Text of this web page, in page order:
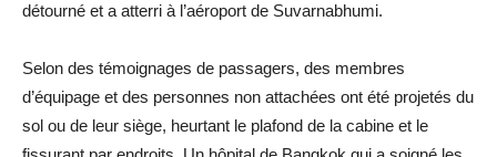
détourné et a atterri à l’aéroport de Suvarnabhumi.
Selon des témoignages de passagers, des membres
d’équipage et des personnes non attachées ont été projetés du
sol ou de leur siège, heurtant le plafond de la cabine et le